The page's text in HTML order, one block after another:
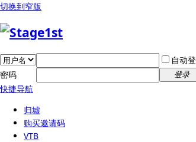
切换到窄版
自动
密码
登录
快捷导航
归墟
购买邀请码
VTB